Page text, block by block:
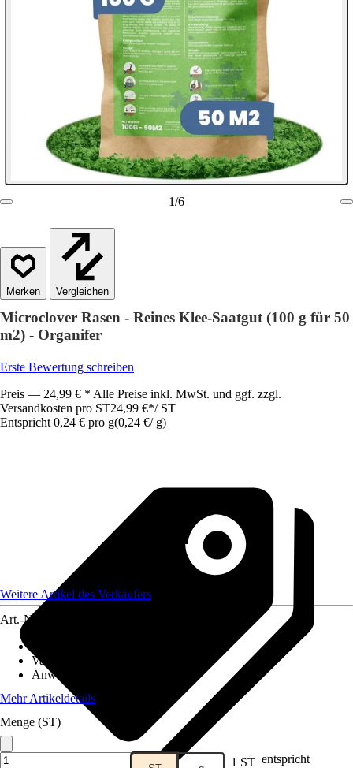
1/6
Vergleichen
Microclover Rasen - Reines Klee-Saatgut (100 g für 50
m2) - Organifer
Erste Bewertung schreiben
Preis — 24,99 € * Alle Preise inkl. MwSt. und ggf. zzgl.
Versandkosten pro ST24,99 €*/ ST
Entspricht 0,24 € pro g(0,24 €/ g)
Weitere Artikel des Verkäufers
Art.-Nr.
Variante
Anwendung
Mehr Artikeldetails
Menge (ST)
1 ST entspricht